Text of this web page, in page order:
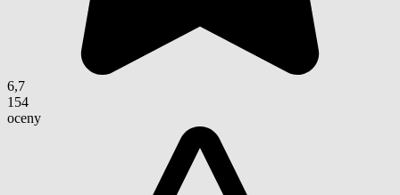
6,7
154
oceny